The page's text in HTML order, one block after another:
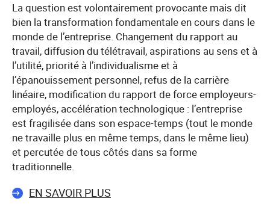
La question est volontairement provocante mais dit
bien la transformation fondamentale en cours dans le
monde de l’entreprise. Changement du rapport au
travail, diffusion du télétravail, aspirations au sens et à
l’utilité, priorité à l’individualisme et à
l’épanouissement personnel, refus de la carrière
linéaire, modification du rapport de force employeurs-
employés, accélération technologique : l’entreprise
est fragilisée dans son espace-temps (tout le monde
ne travaille plus en même temps, dans le même lieu)
et percutée de tous côtés dans sa forme
traditionnelle.
EN SAVOIR PLUS